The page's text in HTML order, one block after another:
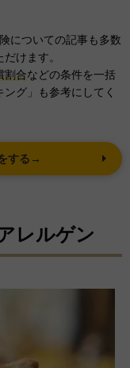
についての記事も多数
けます。
割合などの条件を一括
グ」も参考にしてく
する→
レルゲン